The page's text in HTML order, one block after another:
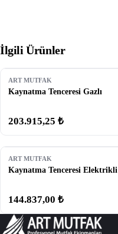
İlgili Ürünler
ART MUTFAK
Kaynatma Tenceresi Gazlı
203.915,25 ₺
ART MUTFAK
Kaynatma Tenceresi Elektrikli
144.837,00 ₺